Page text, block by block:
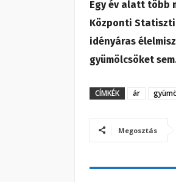
Egy év alatt több
Központi
idényáras
gyümölcsöket
CÍMKÉK ár
Megosztás